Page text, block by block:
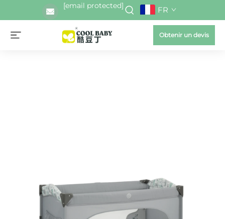
[email protected] FR
Obtenir un devis